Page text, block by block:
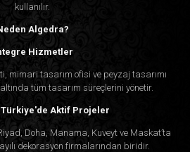
kullanılır.
Algedra?
Hizmetler
mimari tasarım ofisi ve peyzaj tasarımı
tüm tasarım süreçlerini yönetir.
Aktif Projeler
Doha, Manama, Kuveyt ve Maskat’ta
dekorasyon firmalarından biridir.